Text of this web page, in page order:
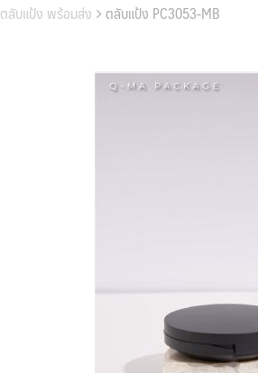
ตลับแป้ง พร้อมส่ง ตลับแป้ง PC3053-MB